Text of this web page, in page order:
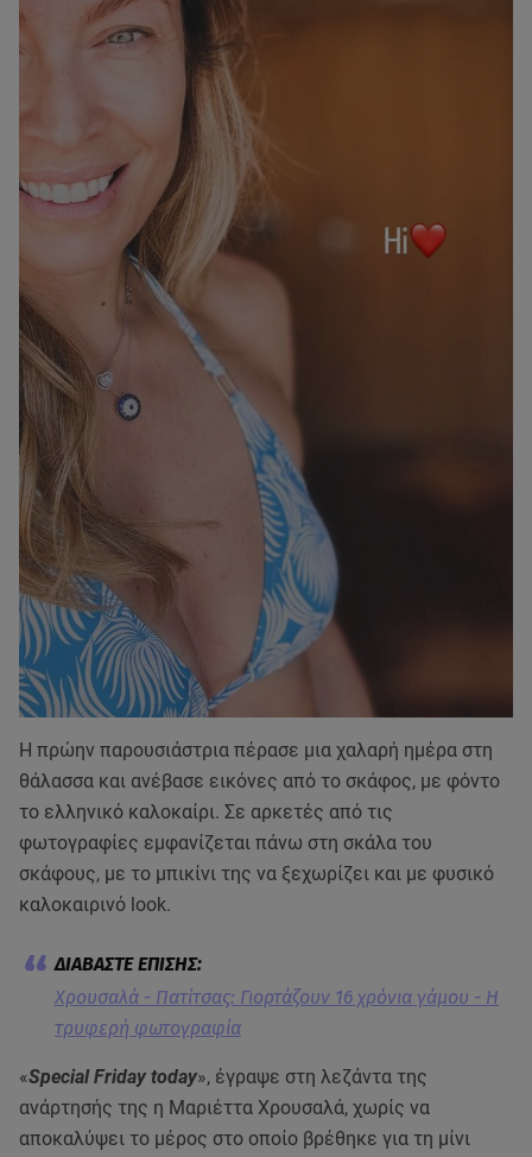
Η πρώην παρουσιάστρια πέρασε μια χαλαρή ημέρα στη
θάλασσα και ανέβασε εικόνες από το σκάφος, με φόντο
το ελληνικό καλοκαίρι. Σε αρκετές από τις
φωτογραφίες εμφανίζεται πάνω στη σκάλα του
σκάφους, με το μπικίνι της να ξεχωρίζει και με φυσικό
καλοκαιρινό look.
Χρουσαλά - Πατίτσας: Γιορτάζουν 16 χρόνια γάμου - Η
τρυφερή φωτογραφία
«Special Friday today», έγραψε στη λεζάντα της
ανάρτησής της η Μαριέττα Χρουσαλά, χωρίς να
αποκαλύψει το μέρος στο οποίο βρέθηκε για τη μίνι